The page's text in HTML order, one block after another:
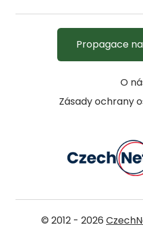
O
Zásady ochrany
Propagace
© 2012 - 2026